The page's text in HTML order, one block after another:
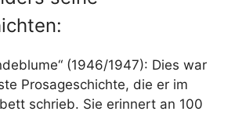
(1946/1947): Dies war
Prosageschichte, die er im
schrieb. Sie erinnert an 100